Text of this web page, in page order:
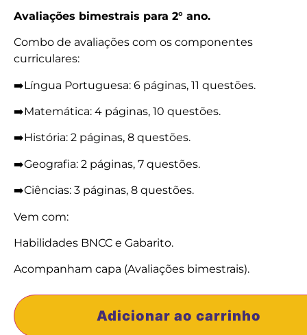
Avaliações bimestrais para 2° ano.
Combo de avaliações com os componentes
curriculares:
➡️Língua Portuguesa: 6 páginas, 11 questões.
➡️Matemática: 4 páginas, 10 questões.
➡️História: 2 páginas, 8 questões.
➡️Geografia: 2 páginas, 7 questões.
➡️Ciências: 3 páginas, 8 questões.
Vem com:
Habilidades BNCC e Gabarito.
Acompanham capa (Avaliações bimestrais).
Adicionar ao carrinho